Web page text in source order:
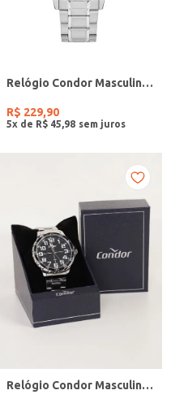
Relógio Condor Masculino PRATA
R$ 229,90
5x de R$ 45 98
Relógio Condor Masculino PRATA